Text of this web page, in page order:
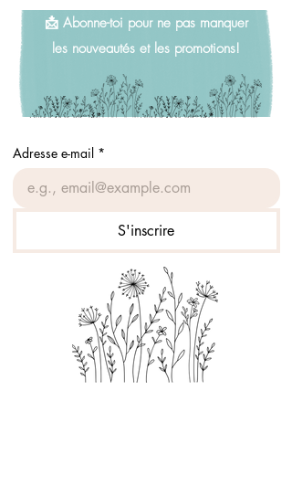
📩 Abonne-toi pour ne pas manquer
les nouveautés et les promotions!
Adresse e-mail *
S'inscrire